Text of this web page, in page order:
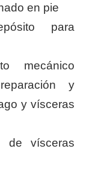
en pie
para
mecánico
y
y vísceras
de vísceras